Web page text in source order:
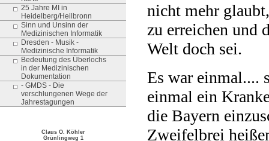
25 Jahre MI in
Heidelberg/Heilbronn
Sinn und Unsinn der
Medizinischen Informatik
Dresden - Musik -
Medizinische Informatik
Bedeutung des Überlochs
in der Medizinischen
Dokumentation
- GMDS - Die
verschlungenen Wege der
Jahrestagungen
Claus O. Köhler
Grünlingweg 1
nicht mehr
zu erreichen und
Welt doch sei.
Es war einmal....
einmal ein
die Bayern
Zweifelbrei